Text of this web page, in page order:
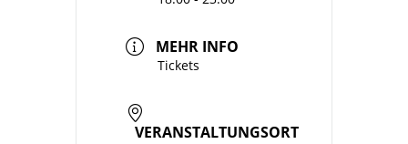
MEHR INFO
Tickets
VERANSTALTUNGSORT